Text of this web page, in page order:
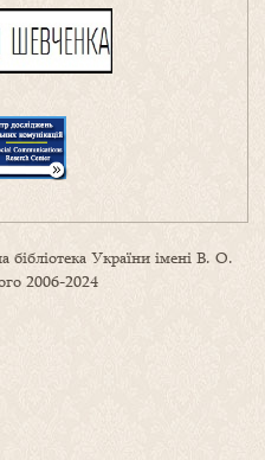
бібліотека України імені В. О.
2006-2024